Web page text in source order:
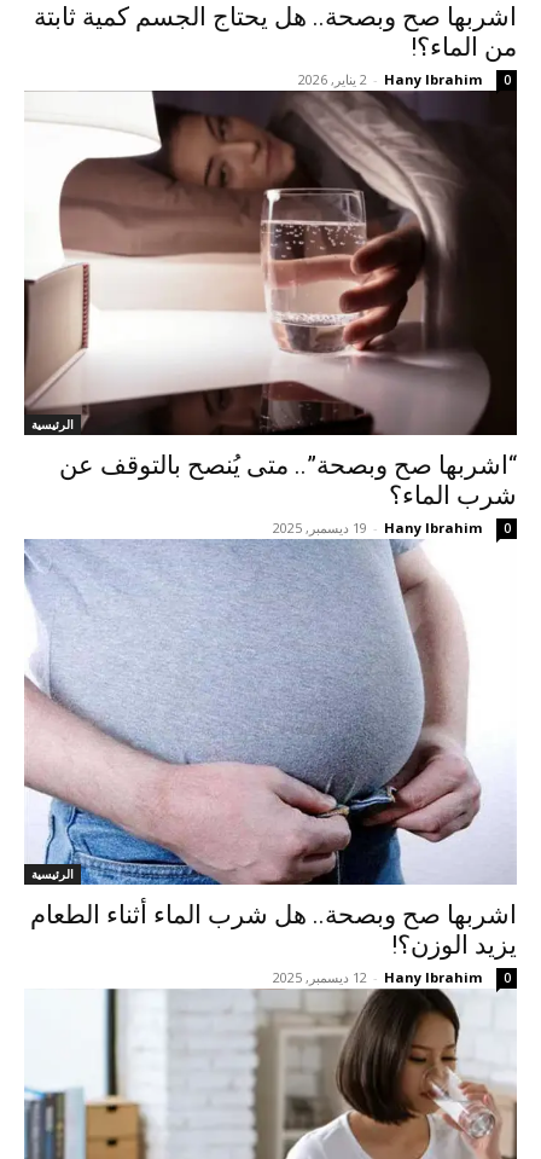
اشربها صح وبصحة.. هل يحتاج الجسم كمية ثابتة
من الماء؟!
Hany Ibrahim
- 2 يناير, 2026 0
الرئيسية
“اشربها صح وبصحة”.. متى يُنصح بالتوقف عن
شرب الماء؟
Hany Ibrahim
- 19 ديسمبر, 2025 0
الرئيسية
اشربها صح وبصحة.. هل شرب الماء أثناء الطعام
يزيد الوزن؟!
Hany Ibrahim
- 12 ديسمبر, 2025 0